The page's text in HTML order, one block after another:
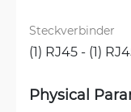
Steckverbinder
(1) RJ45 - (1)
Physical